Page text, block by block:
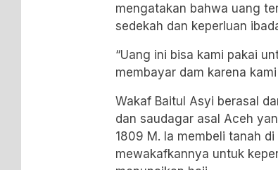
mengatakan bahwa uang
sedekah dan keperluan
“Uang ini bisa kami pakai
membayar dam karena
Wakaf Baitul Asyi berasal
dan saudagar asal Aceh
1809 M. Ia membeli tanah
mewakafkannya untuk